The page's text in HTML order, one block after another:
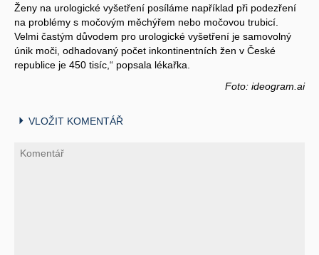
Ženy na urologické vyšetření posíláme například při podezření
na problémy s močovým měchýřem nebo močovou trubicí.
Velmi častým důvodem pro urologické vyšetření je samovolný
únik moči, odhadovaný počet inkontinentních žen v České
republice je 450 tisíc,“ popsala lékařka.
Foto: ideogram.ai
VLOŽIT KOMENTÁŘ